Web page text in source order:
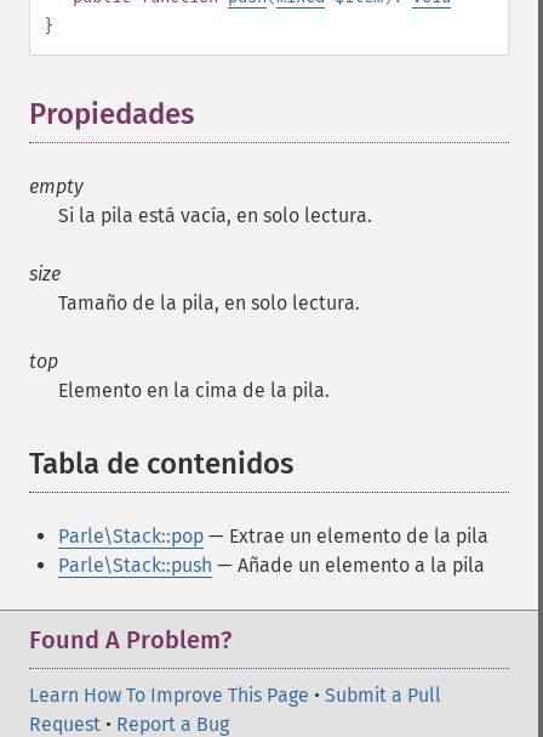
}
Propiedades
empty
Si la pila está vacía, en solo lectura.
size
Tamaño de la pila, en solo lectura.
top
Elemento en la cima de la pila.
Tabla de contenidos
Parle\Stack::pop — Extrae un elemento de la pila
Parle\Stack::push — Añade un elemento a la pila
Found A Problem?
Learn How To Improve This Page • Submit a Pull
Request • Report a Bug